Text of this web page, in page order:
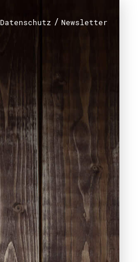
Datenschutz / Newsletter